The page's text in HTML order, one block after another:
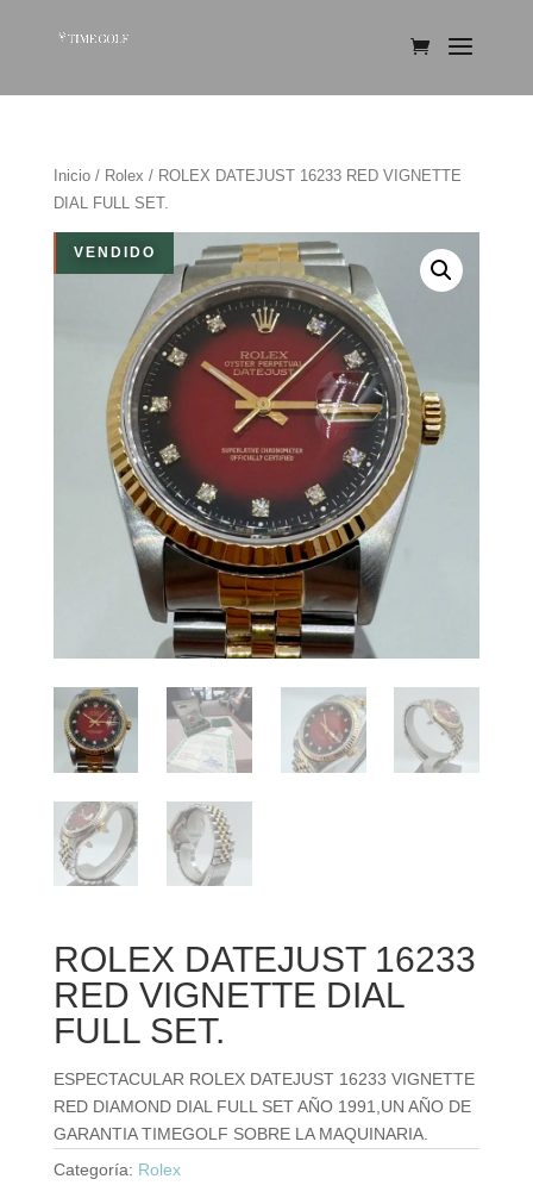
Inicio/ Rolex / ROLEX DATEJUST 16233 RED VIGNETTE
DIAL FULL SET.
VENDIDO
ROLEX DATEJUST 16233
RED VIGNETTE DIAL
FULL SET.
ESPECTACULAR ROLEX DATEJUST 16233 VIGNETTE
RED DIAMOND DIAL FULL SET AÑO 1991,UN AÑO DE
GARANTIA TIMEGOLF SOBRE LA MAQUINARIA.
Categoría: Rolex